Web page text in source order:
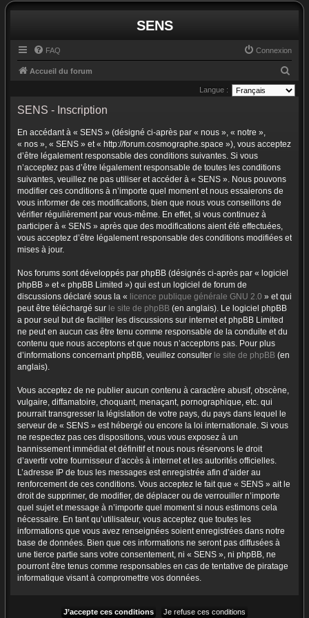
SENS
FAQ Connexion
Accueil du forum
e
Langue :
SENS - Inscription
En accédant à « SENS » (désigné ci-après par « nous », « notre »,
« nos », « SENS » et « http://forum.cosmographe.space »), vous acceptez
d’être légalement responsable des conditions suivantes. Si vous
n’acceptez pas d’être légalement responsable de toutes les conditions
suivantes, veuillez ne pas utiliser et accéder à « SENS ». Nous pouvons
modifier ces conditions à n’importe quel moment et nous essaierons de
vous informer de ces modifications, bien que nous vous conseillons de
vérifier régulièrement par vous-même. En effet, si vous continuez à
participer à « SENS » après que des modifications aient été effectuées,
vous acceptez d’être légalement responsable des conditions modifiées et
mises à jour.
Nos forums sont développés par phpBB (désignés ci-après par « logiciel
phpBB » et « phpBB Limited ») qui est un logiciel de forum de
discussions déclaré sous la « licence publique générale GNU 2.0 » et qui
peut être téléchargé sur le site de phpBB (en anglais). Le logiciel phpBB
a pour seul but de faciliter les discussions sur internet et phpBB Limited
ne peut en aucun cas être tenu comme responsable de la conduite et du
contenu que nous acceptons et que nous n’acceptons pas. Pour plus
d’informations concernant phpBB, veuillez consulter le site de phpBB (en
anglais).
Vous acceptez de ne publier aucun contenu à caractère abusif, obscène,
vulgaire, diffamatoire, choquant, menaçant, pornographique, etc. qui
pourrait transgresser la législation de votre pays, du pays dans lequel le
serveur de « SENS » est hébergé ou encore la loi internationale. Si vous
ne respectez pas ces dispositions, vous vous exposez à un
bannissement immédiat et définitif et nous nous réservons le droit
d’avertir votre fournisseur d’accès à internet et les autorités officielles.
L’adresse IP de tous les messages est enregistrée afin d’aider au
renforcement de ces conditions. Vous acceptez le fait que « SENS » ait le
droit de supprimer, de modifier, de déplacer ou de verrouiller n’importe
quel sujet et message à n’importe quel moment si nous estimons cela
nécessaire. En tant qu’utilisateur, vous acceptez que toutes les
informations que vous avez renseignées soient enregistrées dans notre
base de données. Bien que ces informations ne seront pas diffusées à
une tierce partie sans votre consentement, ni « SENS », ni phpBB, ne
pourront être tenus comme responsables en cas de tentative de piratage
informatique visant à compromettre vos données.